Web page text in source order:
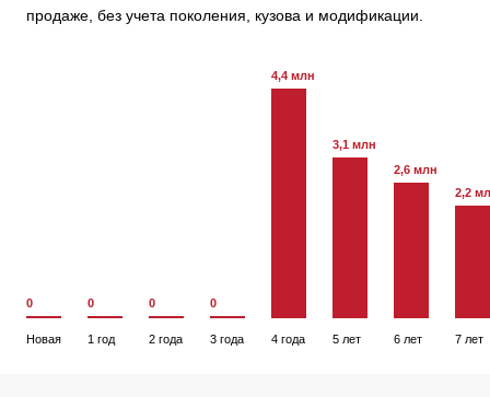
продаже, без учета поколения, кузова и модификации.
0
Новая
0
1 год
0
2 года
0
3 года
4,4 млн
4 года
3,1 млн
5 лет
2,6 млн
6 лет
2,2
7 лет